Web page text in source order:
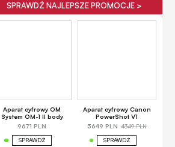
SPRAWDŹ NAJLEPSZE PROMOCJE >
Aparat cyfrowy OM
System OM-1 II body
9671 PLN
SPRAWDŹ
Aparat cyfrowy Canon
PowerShot V1
3649 PLN 4349 PLN
SPRAWDŹ